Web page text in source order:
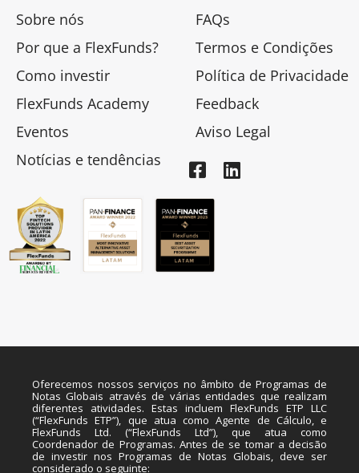
Sobre nós
Por que a FlexFunds?
Como investir
FlexFunds Academy
Eventos
Notícias e tendências
FAQs
Termos e Condições
Política de Privacidade
Feedback
Aviso Legal
Oferecemos nossos serviços no âmbito de Programas de
Notas Globais através de várias entidades que realizam
diferentes atividades. Estas incluem FlexFunds ETP LLC
(“FlexFunds ETP”), que atua como Agente de Cálculo, e
FlexFunds Ltd. (“FlexFunds Ltd”), que atua como
Coordenador de Programas. Antes de se tomar a decisão
de investir nos Programas de Notas Globais, deve ser
considerado o seguinte: